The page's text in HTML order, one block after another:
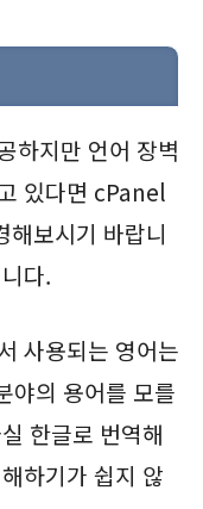
하지만 언어 장벽
있다면 cPanel
해보시기 바랍니
다.
사용되는 영어는
야의 용어를 모를
한글로 번역해
하기가 쉽지 않